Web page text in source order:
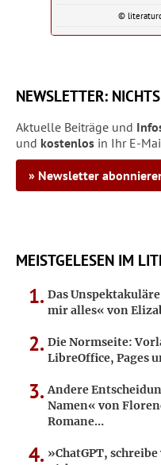
©
NEWSLETTER:
Aktuelle Beiträge und
und kostenlos in Ihr E-
» Newsletter
MEISTGELESEN IM
Das
mir alles« von
Die Normseite:
LibreOffice, Pages
Andere
Namen« von
Romane…
»ChatGPT,